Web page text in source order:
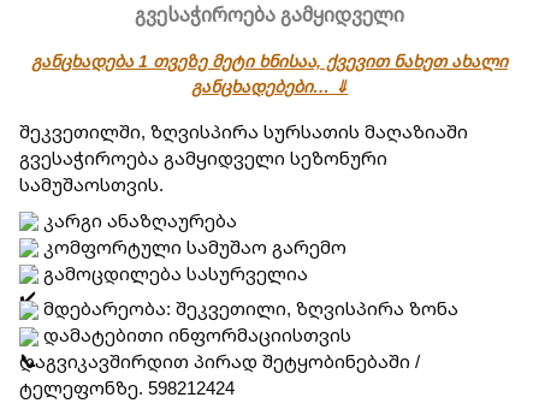
გვესაჭიროება გამყიდველი
განცხადება 1 თვეზე მეტი ხნისაა, ქვევით ნახეთ ახალი
განცხადებები… ⇓
შეკვეთილში, ზღვისპირა სურსათის მაღაზიაში
გვესაჭიროება გამყიდველი სეზონური
სამუშაოსთვის.
კარგი ანაზღაურება
კომფორტული სამუშაო გარემო
გამოცდილება სასურველია
მდებარეობა: შეკვეთილი, ზღვისპირა ზონა
დამატებითი ინფორმაციისთვის
დაგვიკავშირდით პირად შეტყობინებაში /
ტელეფონზე. 598212424